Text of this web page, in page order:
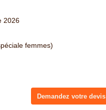
2026
femmes)
Demandez votre devis